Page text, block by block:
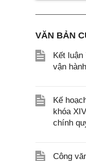
VĂN BẢN
Kết
vận
Kế
khóa
chính
Công